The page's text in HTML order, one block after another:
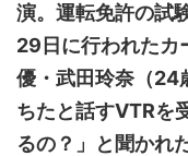
演。運転免許の試
29日に行われたカ
優・武田玲奈（24
ちたと話すVTRを
るの？」と聞かれ